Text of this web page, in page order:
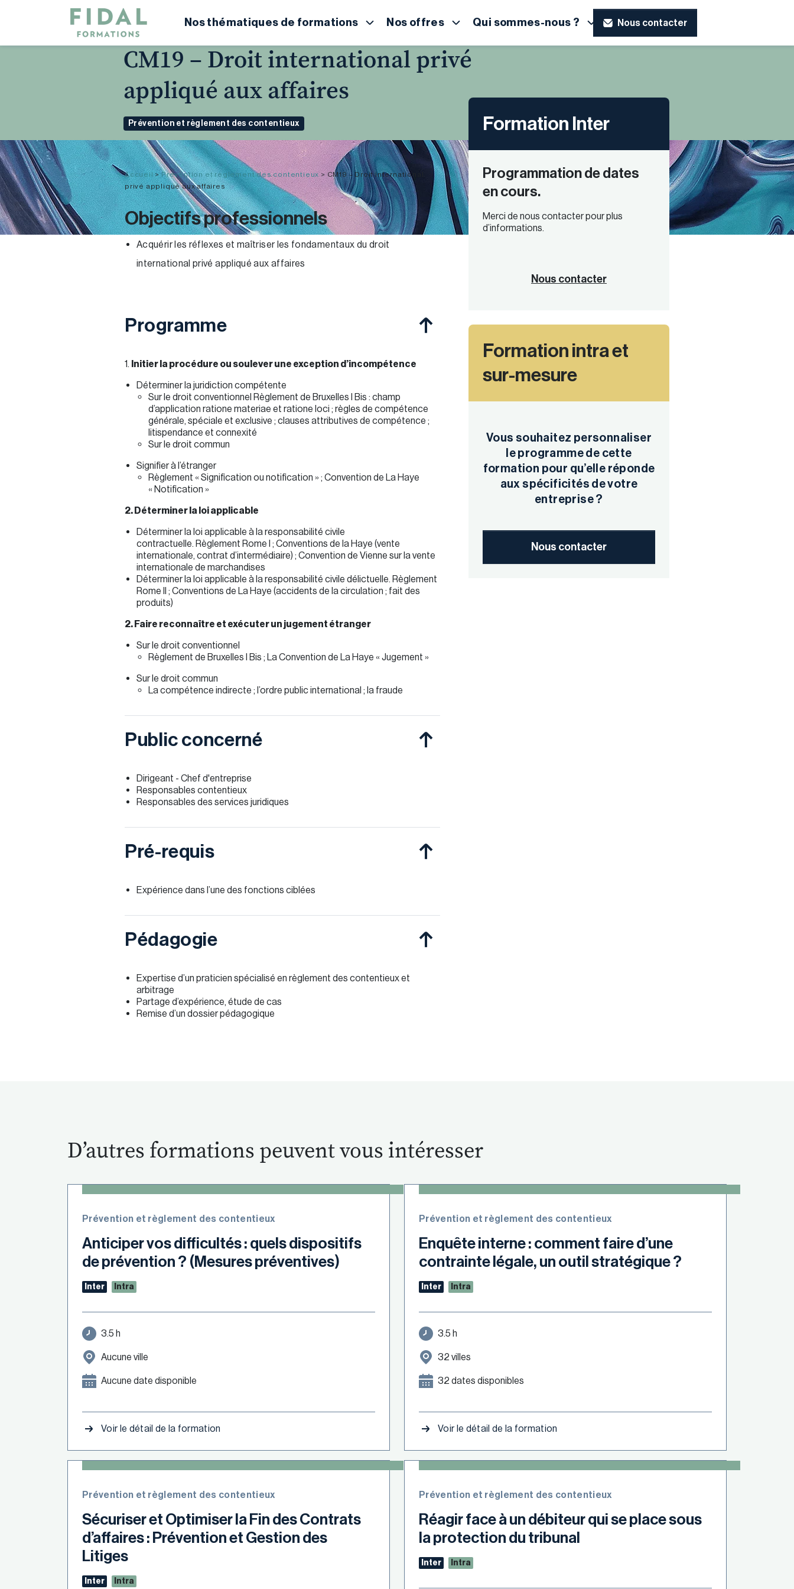
Nos thématiques de formations Nos offres Qui sommes-nous ? Nous contacter
CM19 – Droit international privé
appliqué aux affaires
Prévention et règlement des contentieux
Accueil>Prévention et règlement des contentieux>CM19 – Droit international
privé appliqué aux affaires
Objectifs professionnels
Acquérir les réflexes et maîtriser les fondamentaux du droit
international privé appliqué aux affaires
Programme
1. Initier la procédure ou soulever une exception d’incompétence
Déterminer la juridiction compétente
Sur le droit conventionnel Règlement de Bruxelles I Bis : champ
d’application ratione materiae et ratione loci ; règles de compétence
générale, spéciale et exclusive ; clauses attributives de compétence ;
litispendance et connexité
Sur le droit commun
Signifier à l’étranger
Règlement « Signification ou notification » ; Convention de La Haye
« Notification »
2. Déterminer la loi applicable
Déterminer la loi applicable à la responsabilité civile
contractuelle. Règlement Rome I ; Conventions de la Haye (vente
internationale, contrat d’intermédiaire) ; Convention de Vienne sur la vente
internationale de marchandises
Déterminer la loi applicable à la responsabilité civile délictuelle. Règlement
Rome II ; Conventions de La Haye (accidents de la circulation ; fait des
produits)
2. Faire reconnaître et exécuter un jugement étranger
Sur le droit conventionnel
Règlement de Bruxelles I Bis ; La Convention de La Haye « Jugement »
Sur le droit commun
La compétence indirecte ; l’ordre public international ; la fraude
Public concerné
Dirigeant - Chef d'entreprise
Responsables contentieux
Responsables des services juridiques
Pré-requis
Expérience dans l’une des fonctions ciblées
Pédagogie
Expertise d’un praticien spécialisé en règlement des contentieux et
arbitrage
Partage d’expérience, étude de cas
Remise d’un dossier pédagogique
Formation Inter
Programmation de dates
en cours.
Merci de nous contacter pour plus
d’informations.
Nous contacter
Formation intra et
sur-mesure
Vous souhaitez personnaliser
le programme de cette
formation pour qu’elle réponde
aux spécificités de votre
entreprise ?
Nous contacter
D’autres formations peuvent vous intéresser
Prévention et règlement des contentieux
Anticiper vos difficultés : quels dispositifs
de prévention ? (Mesures préventives)
Inter Intra
3.5 h
Aucune ville
Aucune date disponible
Voir le détail de la formation
Prévention et règlement des contentieux
Enquête interne : comment faire d’une
contrainte légale, un outil stratégique ?
Inter Intra
3.5 h
32 villes
32 dates disponibles
Voir le détail de la formation
Prévention et règlement des contentieux
Sécuriser et Optimiser la Fin des Contrats
d’affaires : Prévention et Gestion des
Litiges
Inter Intra
Prévention et règlement des contentieux
Réagir face à un débiteur qui se place sous
la protection du tribunal
Inter Intra